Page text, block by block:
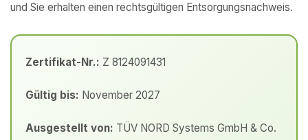
und Sie erhalten einen rechtsgültigen Entsorgungsnachweis.
Zertifikat-Nr.: Z 8124091431
Gültig bis: November 2027
Ausgestellt von: TÜV NORD Systems GmbH & Co.